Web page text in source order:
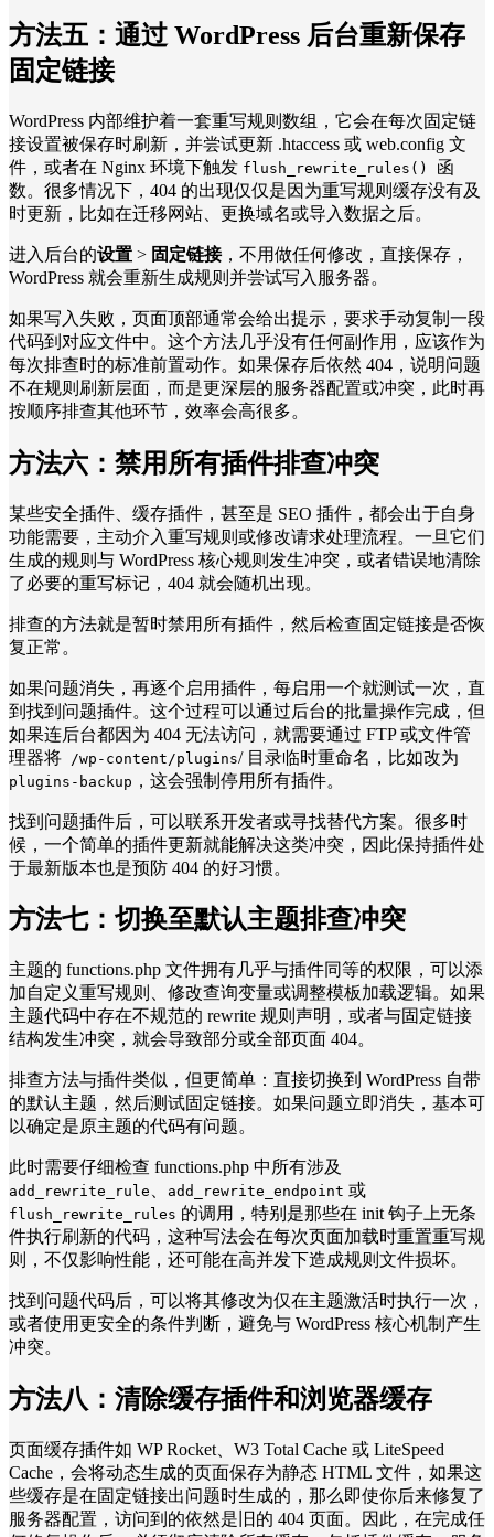
方法五： 通过 WordPress 后台重新保存
固定链接
WordPress 内部维护着一套重写规则数组，它会在每次固定链
接设置被保存时刷新，并尝试更新 .htaccess 或 web.config 文
件，或者在 Nginx 环境下触发 flush_rewrite_rules() 函
数。很多情况下，404 的出现仅仅是因为重写规则缓存没有及
时更新，比如在迁移网站、更换域名或导入数据之后。
进入后台的设置 > 固定链接，不用做任何修改，直接保存，
WordPress 就会重新生成规则并尝试写入服务器。
如果写入失败，页面顶部通常会给出提示，要求手动复制一段
代码到对应文件中。这个方法几乎没有任何副作用，应该作为
每次排查时的标准前置动作。如果保存后依然 404，说明问题
不在规则刷新层面，而是更深层的服务器配置或冲突，此时再
按顺序排查其他环节，效率会高很多。
方法六： 禁用所有插件排查冲突
某些安全插件、缓存插件，甚至是 SEO 插件，都会出于自身
功能需要，主动介入重写规则或修改请求处理流程。一旦它们
生成的规则与 WordPress 核心规则发生冲突，或者错误地清除
了必要的重写标记，404 就会随机出现。
排查的方法就是暂时禁用所有插件，然后检查固定链接是否恢
复正常。
如果问题消失，再逐个启用插件，每启用一个就测试一次，直
到找到问题插件。这个过程可以通过后台的批量操作完成，但
如果连后台都因为 404 无法访问，就需要通过 FTP 或文件管
理器将 /wp-content/plugins/ 目录临时重命名，比如改为
plugins-backup ，这会强制停用所有插件。
找到问题插件后，可以联系开发者或寻找替代方案。很多时
候，一个简单的插件更新就能解决这类冲突，因此保持插件处
于最新版本也是预防 404 的好习惯。
方法七： 切换至默认主题排查冲突
主题的 functions.php 文件拥有几乎与插件同等的权限，可以添
加自定义重写规则、修改查询变量或调整模板加载逻辑。如果
主题代码中存在不规范的 rewrite 规则声明，或者与固定链接
结构发生冲突，就会导致部分或全部页面 404。
排查方法与插件类似，但更简单：直接切换到 WordPress 自带
的默认主题，然后测试固定链接。如果问题立即消失，基本可
以确定是原主题的代码有问题。
此时需要仔细检查 functions.php 中所有涉及
add_rewrite_rule add_rewrite_endpoint 或
flush_rewrite_rules 的调用，特别是那些在 init 钩子上无条
件执行刷新的代码，这种写法会在每次页面加载时重置重写规
则，不仅影响性能，还可能在高并发下造成规则文件损坏。
找到问题代码后，可以将其修改为仅在主题激活时执行一次，
或者使用更安全的条件判断，避免与 WordPress 核心机制产生
冲突。
方法八： 清除缓存插件和浏览器缓存
页面缓存插件如 WP Rocket、W3 Total Cache 或 LiteSpeed
Cache，会将动态生成的页面保存为静态 HTML 文件，如果这
些缓存是在固定链接出问题时生成的，那么即使你后来修复了
服务器配置，访问到的依然是旧的 404 页面。因此，在完成任